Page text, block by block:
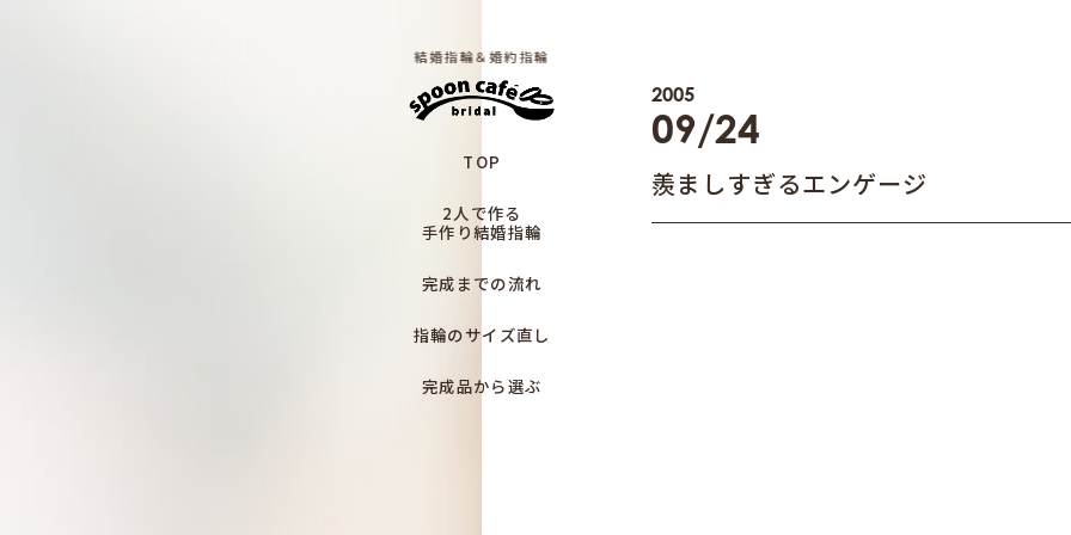
結婚指輪＆婚約指輪
TOP
2人で作る
手作り結婚指輪
完成までの流れ
指輪のサイズ直し
完成品から選ぶ
羨ましすぎるエンゲージ
2005
09/24